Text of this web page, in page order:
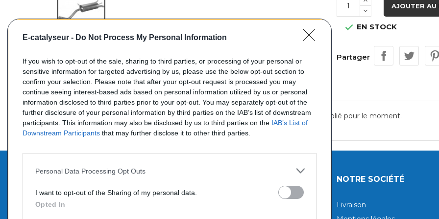
E-catalyseur - Do Not Process My Personal Information
If you wish to opt-out of the sale, sharing to third parties, or processing of your personal or
sensitive information for targeted advertising by us, please use the below opt-out section to
confirm your selection. Please note that after your opt-out request is processed you may
continue seeing interest-based ads based on personal information utilized by us or personal
information disclosed to third parties prior to your opt-out. You may separately opt-out of the
further disclosure of your personal information by third parties on the IAB’s list of downstream
participants. This information may also be disclosed by us to third parties on the IAB’s List of
Downstream Participants that may further disclose it to other third parties.
Personal Data Processing Opt Outs
I want to opt-out of the Sharing of my personal data.
Opted In
AJOUTER AU
 EN STOCK
Partager
Commentaires (0)
Aucun avis n'a été publié pour le moment.
TÉLÉPHONE:
NOTRE SOCIÉTÉ
Livraison